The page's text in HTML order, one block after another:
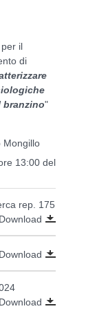
il
di
branzino"
Mongillo
13:00 del
rep. 175
Download
Download
Download